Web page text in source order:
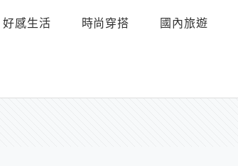
好感生活 時尚穿搭 國內旅遊